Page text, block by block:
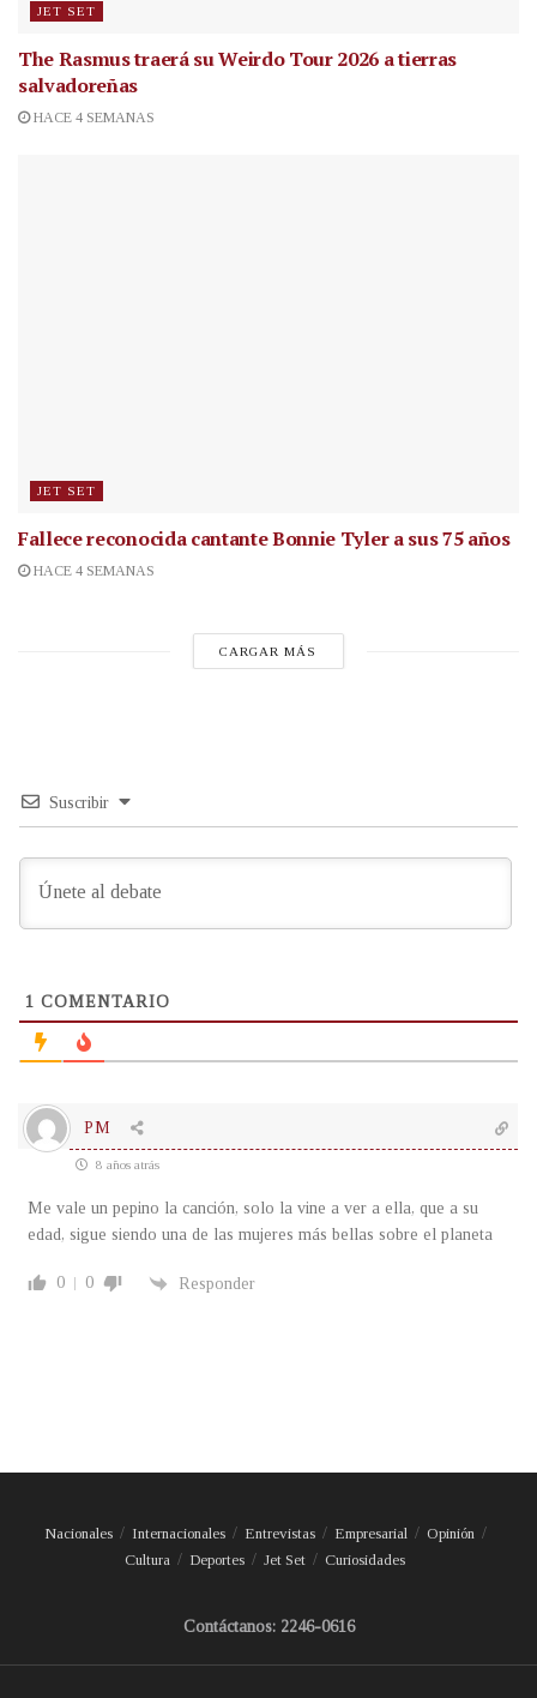
JET SET
The Rasmus traerá su Weirdo Tour 2026 a tierras
salvadoreñas
HACE 4 SEMANAS
JET SET
Fallece reconocida cantanteBonnie Tyler a sus 75 años
HACE 4 SEMANAS
CARGAR MÁS
Suscribir
1 COMENTARIO
PM
8 años atrás
Me vale un pepino la canción, solo la vine a ver a ella, que a su
edad, sigue siendo una de las mujeres más bellas sobre el planeta
0 0 Responder
Nacionales Internacionales Entrevistas Empresarial
Opinión
Cultura
Deportes Jet Set Curiosidades
Contáctanos: 2246-0616